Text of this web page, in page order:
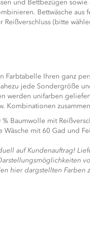
und Bettbezügen
Bettwäsche aus
(bitte
Farbtabelle Ihren ganz
jede Sondergröße
werden unifarben
Kombinationen
% Baumwolle mit
mit 60 Gad und
auf Kundenauftrag!
hier dargstellten